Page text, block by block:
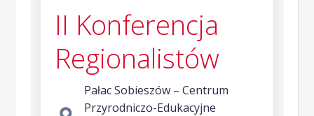
II Konferencja
Regionalistów
Pałac Sobieszów – Centrum
Przyrodniczo-Edukacyjne